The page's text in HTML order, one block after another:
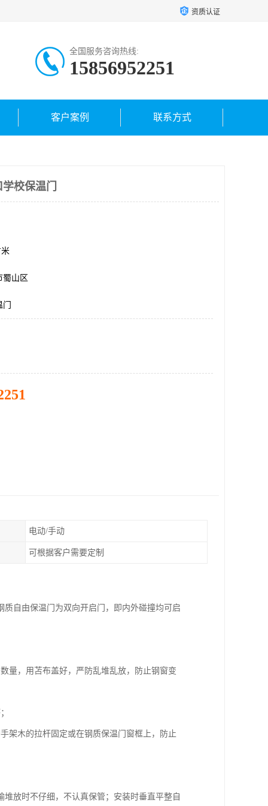
资质认证
全国服务咨询热线:
15856952251
客户案例 联系方式
校保温门
米
蜀山区
电动/手动
可根据客户需要定制
自由保温门为双向开启门，即内外碰撞均可启
量，用苫布盖好，严防乱堆乱放，防止钢窗变
架木的拉杆固定或在钢质保温门窗框上，防止
放时不仔细，不认真保管；安装时垂直平整自